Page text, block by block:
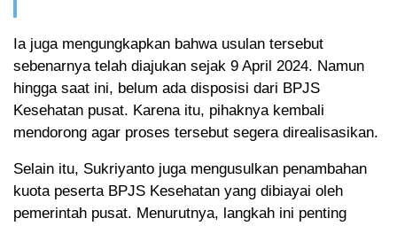
Ia juga mengungkapkan bahwa usulan tersebut
sebenarnya telah diajukan sejak 9 April 2024. Namun
hingga saat ini, belum ada disposisi dari BPJS
Kesehatan pusat. Karena itu, pihaknya kembali
mendorong agar proses tersebut segera direalisasikan.
Selain itu, Sukriyanto juga mengusulkan penambahan
kuota peserta BPJS Kesehatan yang dibiayai oleh
pemerintah pusat. Menurutnya, langkah ini penting